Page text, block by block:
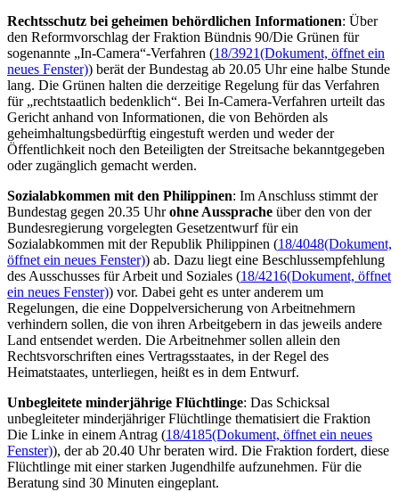
Rechtsschutz bei geheimen behördlichen Informationen: Über
den Reformvorschlag der Fraktion Bündnis 90/Die Grünen für
sogenannte „In-Camera“-Verfahren (18/3921(Dokument, öffnet ein
neues Fenster)) berät der Bundestag ab 20.05 Uhr eine halbe Stunde
lang. Die Grünen halten die derzeitige Regelung für das Verfahren
für „rechtstaatlich bedenklich“. Bei In-Camera-Verfahren urteilt das
Gericht anhand von Informationen, die von Behörden als
geheimhaltungsbedürftig eingestuft werden und weder der
Öffentlichkeit noch den Beteiligten der Streitsache bekanntgegeben
oder zugänglich gemacht werden.
Sozialabkommen mit den Philippinen: Im Anschluss stimmt der
Bundestag gegen 20.35 Uhrohne Aussprache über den von der
Bundesregierung vorgelegten Gesetzentwurf für ein
Sozialabkommen mit der Republik Philippinen (18/4048(Dokument,
öffnet ein neues Fenster)) ab. Dazu liegt eine Beschlussempfehlung
des Ausschusses für Arbeit und Soziales (18/4216(Dokument, öffnet
ein neues Fenster)) vor. Dabei geht es unter anderem um
Regelungen, die eine Doppelversicherung von Arbeitnehmern
verhindern sollen, die von ihren Arbeitgebern in das jeweils andere
Land entsendet werden. Die Arbeitnehmer sollen allein den
Rechtsvorschriften eines Vertragsstaates, in der Regel des
Heimatstaates, unterliegen, heißt es in dem Entwurf.
Unbegleitete minderjährige Flüchtlinge: Das Schicksal
unbegleiteter minderjähriger Flüchtlinge thematisiert die Fraktion
Die Linke in einem Antrag (18/4185(Dokument, öffnet ein neues
Fenster)), der ab 20.40 Uhr beraten wird. Die Fraktion fordert, diese
Flüchtlinge mit einer starken Jugendhilfe aufzunehmen. Für die
Beratung sind 30 Minuten eingeplant.